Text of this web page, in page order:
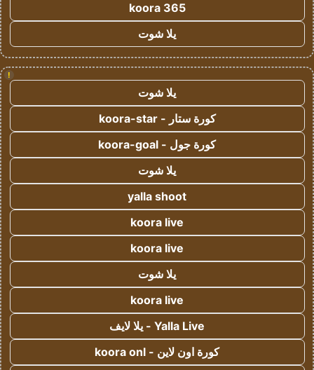
koora 365
يلا شوت
!
يلا شوت
كورة ستار - koora-star
كورة جول - koora-goal
يلا شوت
yalla shoot
koora live
koora live
يلا شوت
koora live
Yalla Live - يلا لايف
كورة اون لاين - koora onl